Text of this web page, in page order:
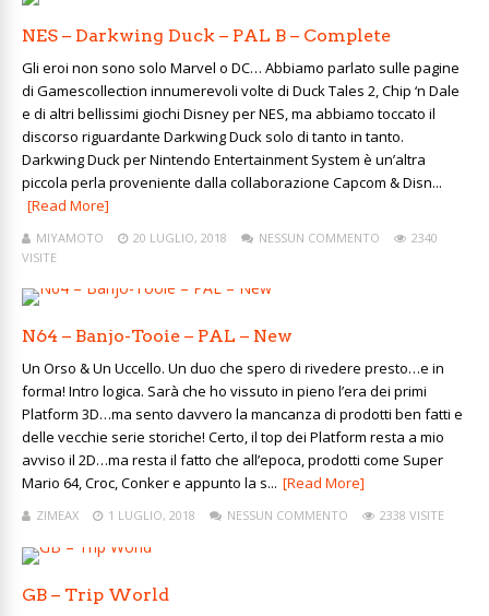
NES – Darkwing Duck – PAL B – Complete
Gli eroi non sono solo Marvel o DC… Abbiamo parlato sulle pagine
di Gamescollection innumerevoli volte di Duck Tales 2, Chip ‘n Dale
e di altri bellissimi giochi Disney per NES, ma abbiamo toccato il
discorso riguardante Darkwing Duck solo di tanto in tanto.
Darkwing Duck per Nintendo Entertainment System è un’altra
piccola perla proveniente dalla collaborazione Capcom & Disn...
[Read More]
MIYAMOTO 20 LUGLIO, 2018 NESSUN COMMENTO
2340
VISITE
N64 – Banjo-Tooie – PAL – New
Un Orso & Un Uccello. Un duo che spero di rivedere presto…e in
forma! Intro logica. Sarà che ho vissuto in pieno l’era dei primi
Platform 3D…ma sento davvero la mancanza di prodotti ben fatti e
delle vecchie serie storiche! Certo, il top dei Platform resta a mio
avviso il 2D…ma resta il fatto che all’epoca, prodotti come Super
Mario 64, Croc, Conker e appunto la s... [Read More]
ZIMEAX 1 LUGLIO, 2018 NESSUN COMMENTO 2338 VISITE
GB – Trip World